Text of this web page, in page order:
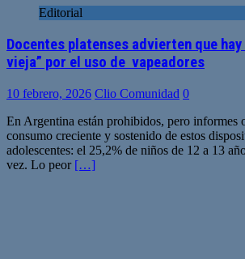
Editorial
Docentes platenses advierten que
vieja” por el uso de vapeadores
10 febrero, 2026 Clio Comunidad 0
En Argentina están prohibidos, pero informes
consumo creciente y sostenido de estos
adolescentes: el 25,2% de niños de 12 a 13
vez. Lo peor […]